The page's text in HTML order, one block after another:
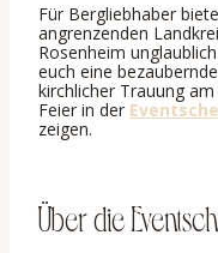
Für Bergliebhaber
angrenzenden
Rosenheim
euch eine bezaubernde
kirchlicher Trauung
Feier in der
zeigen.
Über die